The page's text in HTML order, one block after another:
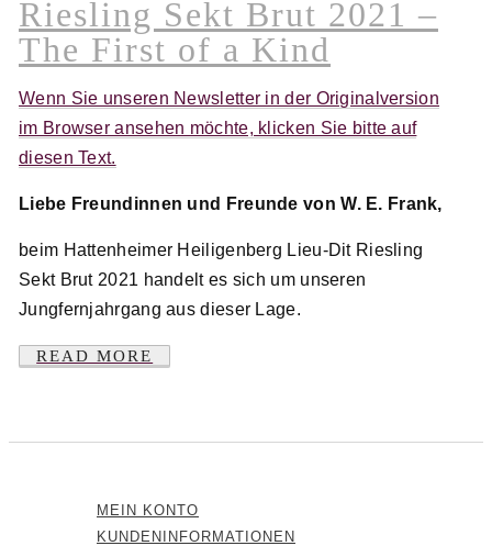
Riesling Sekt Brut 2021 –
The First of a Kind
Wenn Sie unseren Newsletter in der Originalversion
im Browser ansehen möchte, klicken Sie bitte auf
diesen Text.
Liebe Freundinnen und Freunde von W. E. Frank,
beim Hattenheimer Heiligenberg Lieu-Dit Riesling
Sekt Brut 2021 handelt es sich um unseren
Jungfernjahrgang aus dieser Lage.
READ MORE
MEIN KONTO
KUNDENINFORMATIONEN